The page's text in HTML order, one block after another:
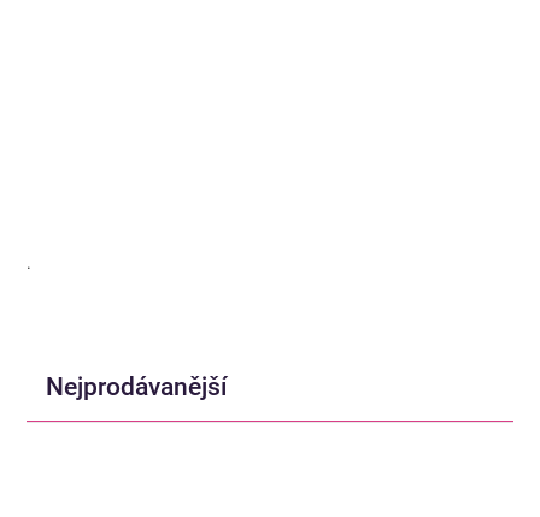
.
Nejprodávanější